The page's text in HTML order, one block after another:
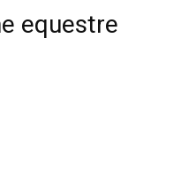
equestre